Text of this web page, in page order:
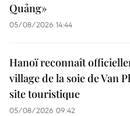
Quảng»
05/08/2026 14:44
Hanoï reconnaît
village de la soie de Van
site touristique
05/08/2026 09:42